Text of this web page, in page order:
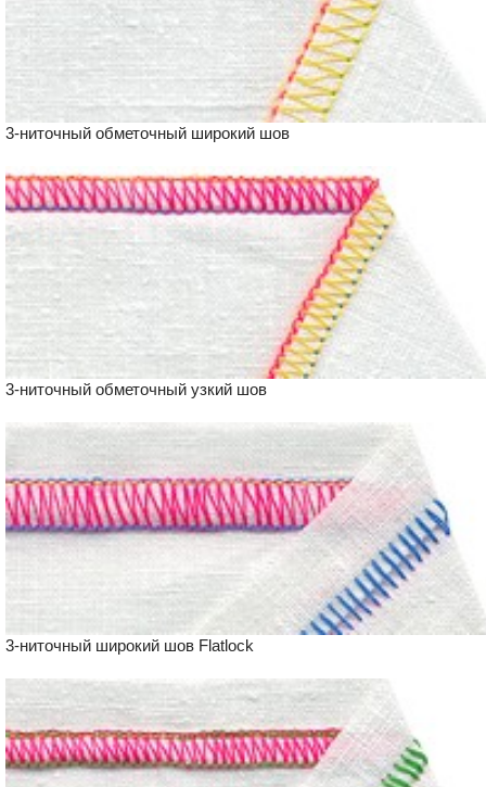
3-ниточный обметочный широкий шов
3-ниточный обметочный узкий шов
3-ниточный широкий шов Flatlock